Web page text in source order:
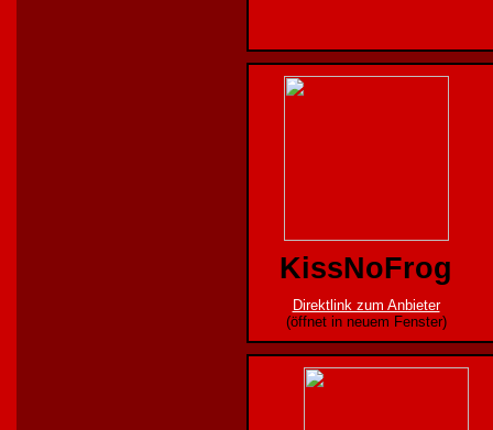
KissNoFrog
Direktlink zum Anbieter
(öffnet in neuem Fenster)